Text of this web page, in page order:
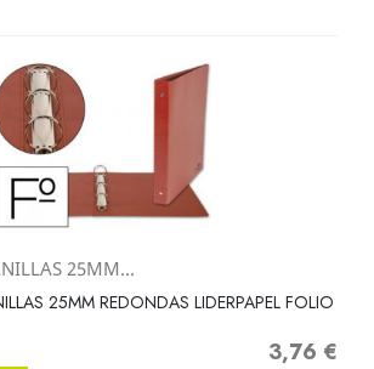
25MM...
25MM REDONDAS LIDERPAPEL FOLIO
Precio
3,76 €